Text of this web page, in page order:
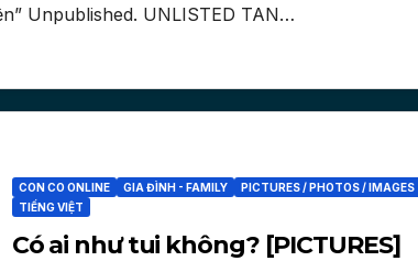
Unpublished. UNLISTED TAN…
CON CO ONLINE GIA ĐÌNH - FAMILY
PICTURES / PHOTOS / IMAGES
TIẾNG VIỆT
Có ai như tui không? [PICTURES]